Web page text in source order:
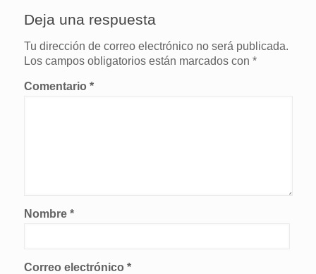
Deja una respuesta
Tu dirección de correo electrónico no será publicada.
Los campos obligatorios están marcados con *
Comentario *
Nombre *
Correo electrónico *